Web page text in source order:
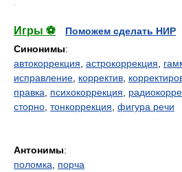
Игры ⚽
Поможем сделать НИР
Синонимы:
автокоррекция астрокоррекция
исправление корректив
правка
психокоррекция
сторно тонкоррекция фигура речи
Антонимы:
поломка
порча